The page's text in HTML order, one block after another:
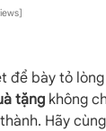
để bày tỏ
tặng không
Hãy